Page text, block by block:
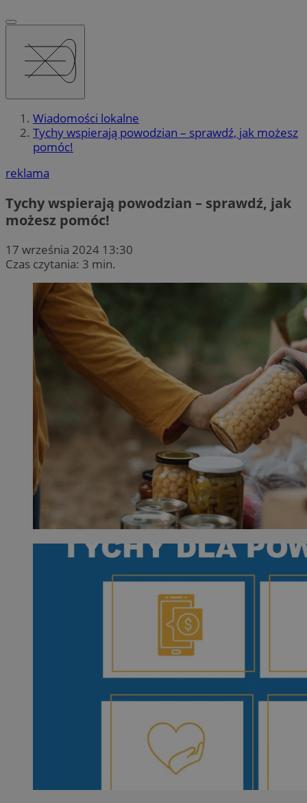
Wiadomości lokalne
Tychy wspierają powodzian – sprawdź, jak możesz
pomóc!
reklama
Tychy wspierają powodzian – sprawdź, jak
możesz pomóc!
17 września 2024 13:30
Czas czytania: 3 min.